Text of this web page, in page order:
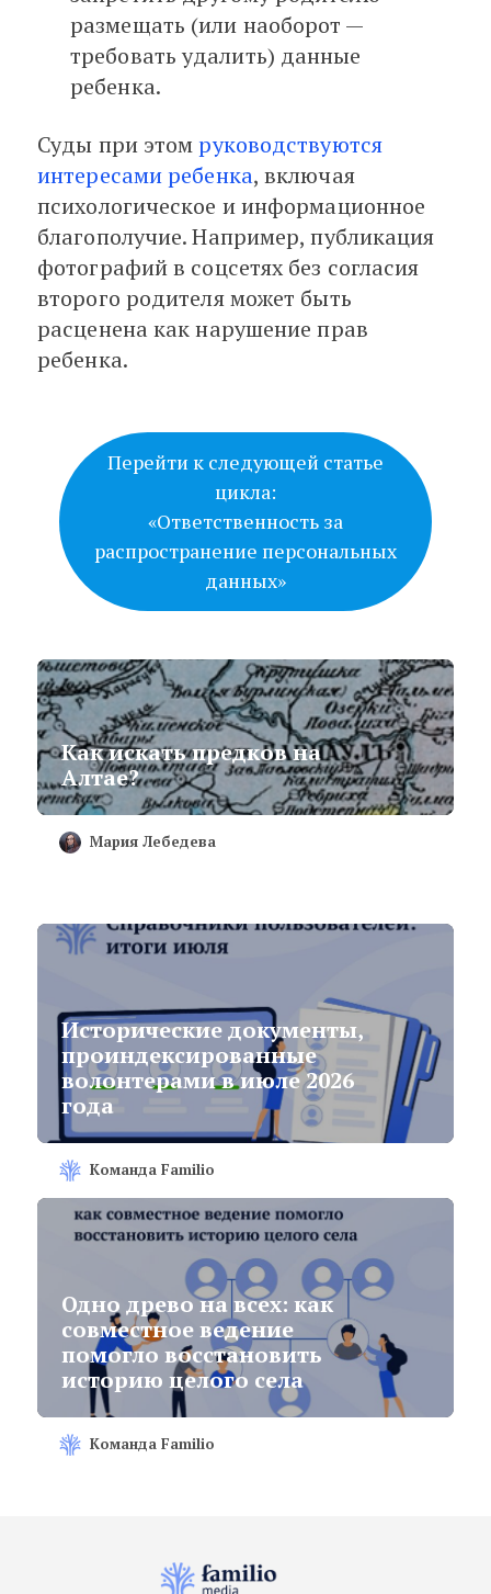
размещать (или наоборот —
требовать удалить) данные
ребенка.
Суды при этомруководствуются
интересами ребенка, включая
психологическое и информационное
благополучие. Например, публикация
фотографий в соцсетях без согласия
второго родителя может быть
расценена как нарушение прав
ребенка.
Перейти к следующей статье
цикла:
«Ответственность за
распространение персональных
данных»
Как искать предков на
Алтае?
Мария Лебедева
Исторические документы,
проиндексированные
волонтерами в июле 2026
года
Команда Familio
Одно древо на всех: как
совместное ведение
помогло восстановить
историю целого села
Команда Familio